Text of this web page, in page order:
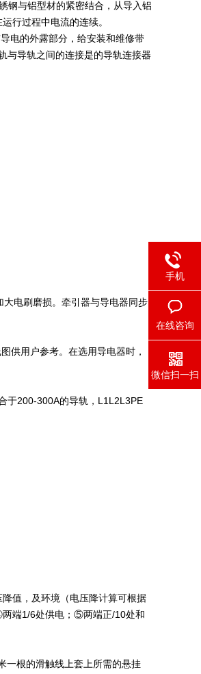
钢与铝型材的紧密结合，从导入铝
行过程中电流的连续。
电的外露部分，给安装和维修带
与导轨之间的连接是的导轨连接器
电刷磨损。牵引器与导电器同步
供用户参考。在选用导电器时，
于200-300A的导轨，L1L2L3PE
值，及环境（电压降计算可根据
端1/6处供电；⑤两端正/10处和
一根的滑触线上套上所需的悬挂
手机
在线咨询
微信扫一扫